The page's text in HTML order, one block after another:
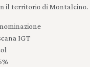
il territorio di Montalcino.
IGT